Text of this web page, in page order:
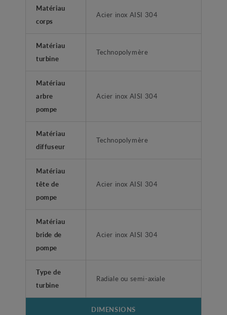
Matériau
corps
Acier inox AISI 304
Matériau
turbine
Technopolymère
Matériau
arbre
pompe
Acier inox AISI 304
Matériau
diffuseur
Technopolymère
Matériau
tête de
pompe
Acier inox AISI 304
Matériau
bride de
pompe
Acier inox AISI 304
Type de
turbine
Radiale ou semi-axiale
DIMENSIONS